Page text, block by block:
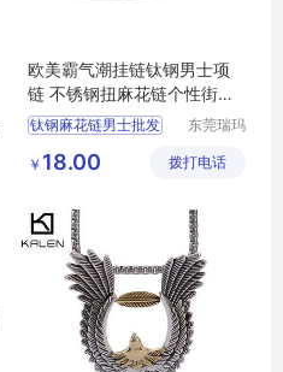
欧美霸气潮挂链钛钢男士项
链 不锈钢扭麻花链个性街头
嘻哈龙骨链
钛钢麻花链男士批发
东莞瑞玛
品有限公
￥ 18.00 拨打电话